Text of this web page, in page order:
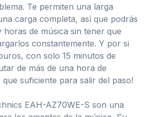
Te permiten una larga
carga completa, así que podrás
de música sin tener que
constantemente. Y por si
con solo 15 minutos de
de más de una hora de
que suficiente para salir del paso!
EAH-AZ70WE-S son una